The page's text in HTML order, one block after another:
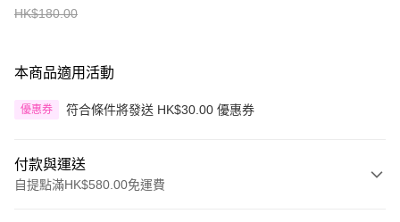
HK$180.00
本商品適用活動
優惠券 符合條件將發送 HK$30.00 優惠券
付款與運送
自提點滿HK$580.00免運費